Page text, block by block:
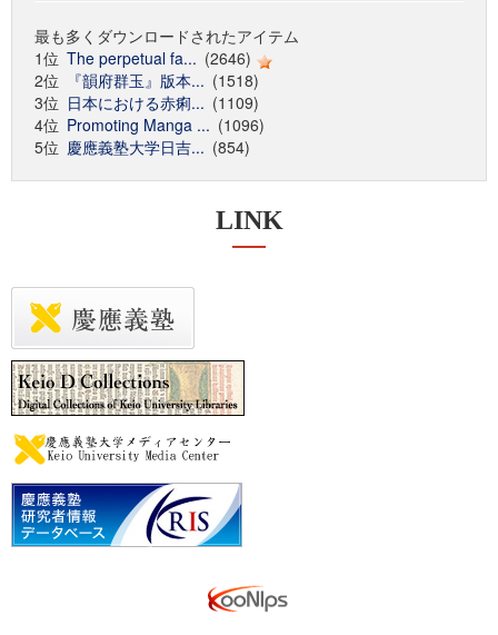
最も多くダウンロードされたアイテム
1位 The perpetual fa... (2646)
2位
『韻府群玉』版本... (1518)
3位 日本における赤痢... (1109)
4位 Promoting Manga ... (1096)
5位 慶應義塾大学日吉... (854)
LINK